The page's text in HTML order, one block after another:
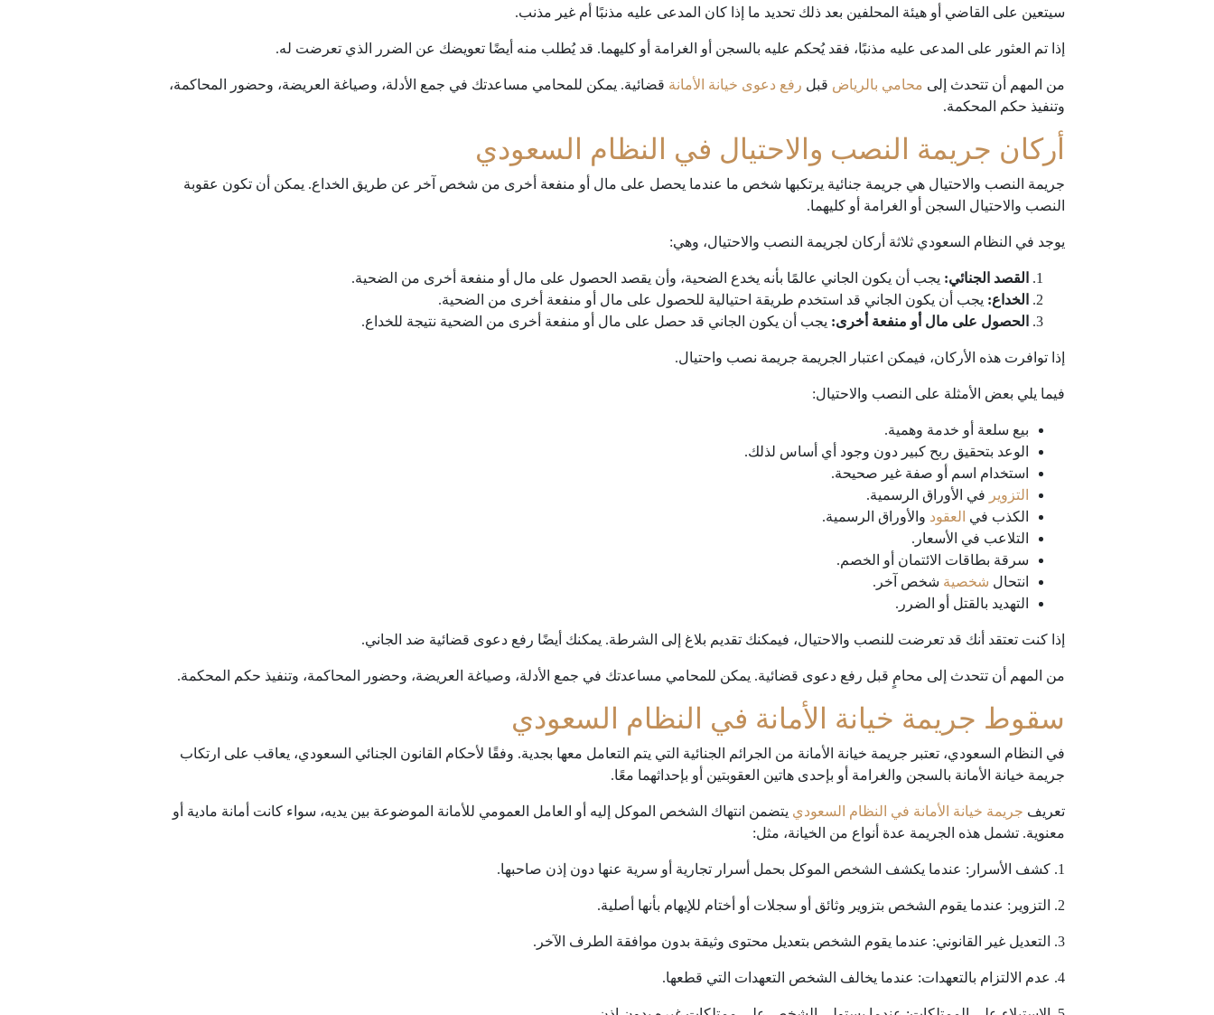
سيتعين على القاضي أو هيئة المحلفين بعد ذلك تحديد ما إذا كان المدعى عليه مذنبًا أم غير مذنب.
إذا تم العثور على المدعى عليه مذنبًا، فقد يُحكم عليه بالسجن أو الغرامة أو كليهما. قد يُطلب منه أيضًا تعويضك عن الضرر الذي تعرضت له.
من المهم أن تتحدث إلى محامي بالرياض قبل رفع دعوى خيانة الأمانة قضائية. يمكن للمحامي مساعدتك في جمع الأدلة، وصياغة العريضة، وحضور المحاكمة،
وتنفيذ حكم المحكمة.
أركان جريمة النصب والاحتيال في النظام السعودي
جريمة النصب والاحتيال هي جريمة جنائية يرتكبها شخص ما عندما يحصل على مال أو منفعة أخرى من شخص آخر عن طريق الخداع. يمكن أن تكون عقوبة
النصب والاحتيال السجن أو الغرامة أو كليهما.
يوجد في النظام السعودي ثلاثة أركان لجريمة النصب والاحتيال، وهي:
القصد الجنائي: يجب أن يكون الجاني عالمًا بأنه يخدع الضحية، وأن يقصد الحصول على مال أو منفعة أخرى من الضحية.
الخداع: يجب أن يكون الجاني قد استخدم طريقة احتيالية للحصول على مال أو منفعة أخرى من الضحية.
الحصول على مال أو منفعة أخرى: يجب أن يكون الجاني قد حصل على مال أو منفعة أخرى من الضحية نتيجة للخداع.
إذا توافرت هذه الأركان، فيمكن اعتبار الجريمة جريمة نصب واحتيال.
فيما يلي بعض الأمثلة على النصب والاحتيال:
بيع سلعة أو خدمة وهمية.
الوعد بتحقيق ربح كبير دون وجود أي أساس لذلك.
استخدام اسم أو صفة غير صحيحة.
التزوير في الأوراق الرسمية.
الكذب في العقود والأوراق الرسمية.
التلاعب في الأسعار.
سرقة بطاقات الائتمان أو الخصم.
انتحال شخصية شخص آخر.
التهديد بالقتل أو الضرر.
إذا كنت تعتقد أنك قد تعرضت للنصب والاحتيال، فيمكنك تقديم بلاغ إلى الشرطة. يمكنك أيضًا رفع دعوى قضائية ضد الجاني.
من المهم أن تتحدث إلى محامٍ قبل رفع دعوى قضائية. يمكن للمحامي مساعدتك في جمع الأدلة، وصياغة العريضة، وحضور المحاكمة، وتنفيذ حكم المحكمة.
سقوط جريمة خيانة الأمانة في النظام السعودي
في النظام السعودي، تعتبر جريمة خيانة الأمانة من الجرائم الجنائية التي يتم التعامل معها بجدية. وفقًا لأحكام القانون الجنائي السعودي، يعاقب على ارتكاب
جريمة خيانة الأمانة بالسجن والغرامة أو بإحدى هاتين العقوبتين أو بإحداثهما معًا.
تعريف جريمة خيانة الأمانة في النظام السعودي يتضمن انتهاك الشخص الموكل إليه أو العامل العمومي للأمانة الموضوعة بين يديه، سواء كانت أمانة مادية أو
معنوية. تشمل هذه الجريمة عدة أنواع من الخيانة، مثل:
1. كشف الأسرار: عندما يكشف الشخص الموكل بحمل أسرار تجارية أو سرية عنها دون إذن صاحبها.
2. التزوير: عندما يقوم الشخص بتزوير وثائق أو سجلات أو أختام للإيهام بأنها أصلية.
3. التعديل غير القانوني: عندما يقوم الشخص بتعديل محتوى وثيقة بدون موافقة الطرف الآخر.
4. عدم الالتزام بالتعهدات: عندما يخالف الشخص التعهدات التي قطعها.